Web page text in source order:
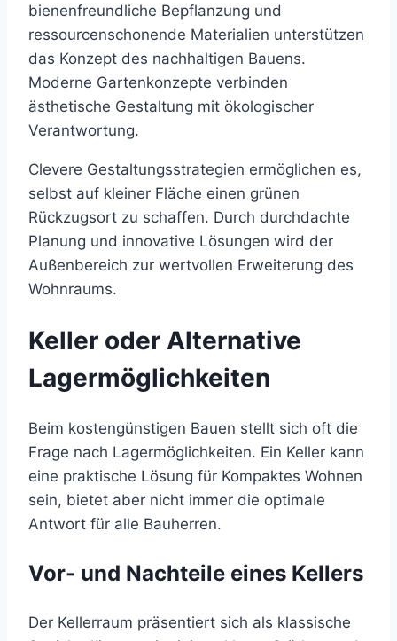
bienenfreundliche Bepflanzung und
ressourcenschonende Materialien unterstützen
das Konzept des nachhaltigen Bauens.
Moderne Gartenkonzepte verbinden
ästhetische Gestaltung mit ökologischer
Verantwortung.
Clevere Gestaltungsstrategien ermöglichen es,
selbst auf kleiner Fläche einen grünen
Rückzugsort zu schaffen. Durch durchdachte
Planung und innovative Lösungen wird der
Außenbereich zur wertvollen Erweiterung des
Wohnraums.
Keller oder Alternative
Lagermöglichkeiten
Beim kostengünstigen Bauen stellt sich oft die
Frage nach Lagermöglichkeiten. Ein Keller kann
eine praktische Lösung für Kompaktes Wohnen
sein, bietet aber nicht immer die optimale
Antwort für alle Bauherren.
Vor- und Nachteile eines Kellers
Der Kellerraum präsentiert sich als klassische